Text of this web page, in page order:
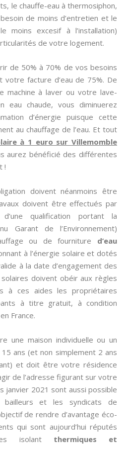
le chauffe-eau à thermosiphon,
de moins d’entretien et le
moins excesif à l’installation)
de votre logement.
de 50% à 70% de vos besoins
votre facture d’eau de 75%. De
machine à laver ou votre lave-
eau chaude, vous diminuerez
d’énergie puisque cette
au chauffage de l’eau. Et tout
à 1 euro sur Villemomble
aurez bénéficié des différentes
!
doivent néanmoins être
doivent être effectués par
qualification portant la
Garant de l’Environnement)
ou de fourniture d’eau
à l’énergie solaire et dotés
à la date d’engagement des
doivent obéir aux règles
à ces aides les propriétaires
à titre gratuit, à condition
France.
une maison individuelle ou un
ans (et non simplement 2 ans
et doit être votre résidence
de l’adresse figurant sur votre
janvier 2021 sont aussi possible
bailleurs et les syndicats de
de rendre d’avantage éco-
qui sont aujourd’hui réputés
isolant thermiques et